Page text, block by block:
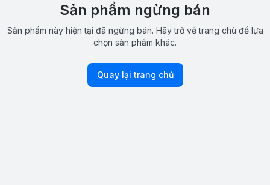
Sản phẩm ngừng bán
Sản phẩm này hiện tại đã ngừng bán. Hãy trở về trang chủ để lựa
chọn sản phẩm khác.
Quay lại trang chủ